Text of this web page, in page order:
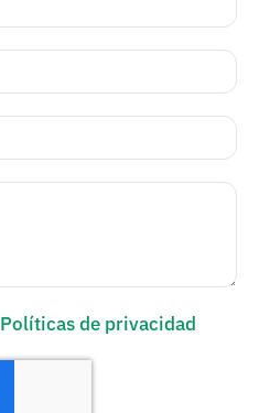
Políticas de privacidad